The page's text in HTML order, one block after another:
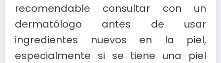
recomendable consultar con un
dermatólogo antes de usar
ingredientes nuevos en la piel,
especialmente si se tiene una piel